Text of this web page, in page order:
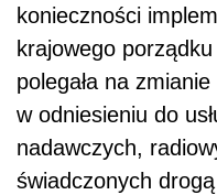
konieczności
krajowego
polegała na
w odniesieniu do
nadawczych,
świadczonych